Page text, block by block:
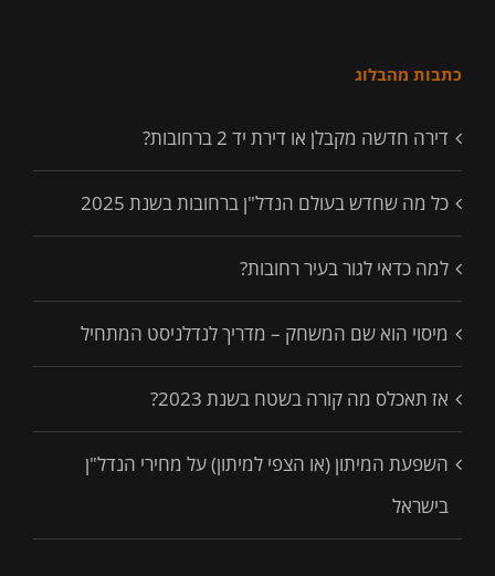
כתבות מהבלוג
דירה חדשה מקבלן או דירת יד 2 ברחובות?
כל מה שחדש בעולם הנדל"ן ברחובות בשנת 2025
למה כדאי לגור בעיר רחובות?
מיסוי הוא שם המשחק – מדריך לנדלניסט המתחיל
אז תאכלס מה קורה בשטח בשנת 2023?
השפעת המיתון (או הצפי למיתון) על מחירי הנדל"ן
בישראל